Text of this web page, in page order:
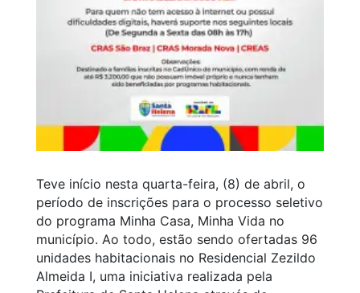
Teve início nesta quarta-feira, (8) de abril, o
período de inscrições para o processo seletivo
do programa Minha Casa, Minha Vida no
município. Ao todo, estão sendo ofertadas 96
unidades habitacionais no Residencial Zezildo
Almeida I, uma iniciativa realizada pela